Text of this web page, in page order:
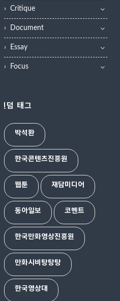
TV방송은 그야말로 일본 산 만화영화
에게 모습을 보인 것은 5년 전쯤이다.
지배자를 불러낸 이들은 방송국을 폭
파..
Critique
Document
Essay
Focus
랜덤 태그
박석환
한국콘텐츠진흥원
웹툰 재담미디어
동아일보 코멘트
한국만화영상진흥원
만화시비탕탕탕
한국영상대